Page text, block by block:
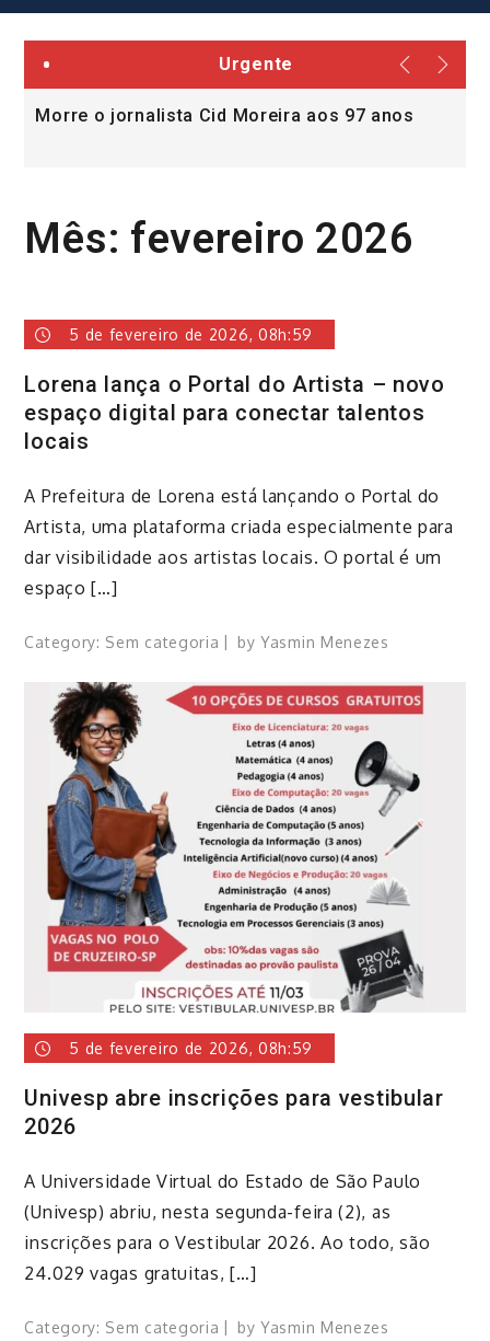
Urgente
Morre o jornalista Cid Moreira aos 97 anos
Mês: fevereiro 2026
5 de fevereiro de 2026, 08h:59
Lorena lança o Portal do Artista – novo
espaço digital para conectar talentos
locais
A Prefeitura de Lorena está lançando o Portal do
Artista, uma plataforma criada especialmente para
dar visibilidade aos artistas locais. O portal é um
espaço […]
Category: Sem categoria byYasmin Menezes
5 de fevereiro de 2026, 08h:59
Univesp abre inscrições para vestibular
2026
A Universidade Virtual do Estado de São Paulo
(Univesp) abriu, nesta segunda-feira (2), as
inscrições para o Vestibular 2026. Ao todo, são
24.029 vagas gratuitas, […]
Category: Sem categoria byYasmin Menezes